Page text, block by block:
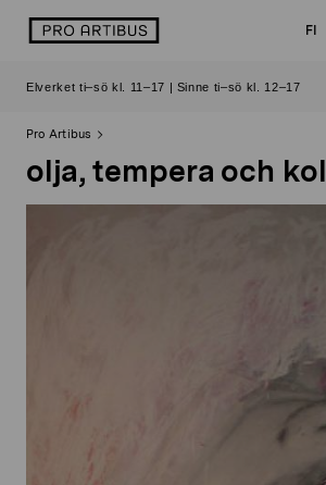
logo FI
Elverket ti–sö kl. 11–17 | Sinne ti–sö kl. 12–17
Pro Artibus
olja, tempera och kol